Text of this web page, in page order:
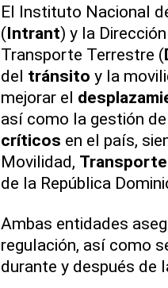
El Instituto Nacional
(Intrant) y la
Transporte Terrestre (
del tránsito y la
mejorar el
así como la gestión
críticos en el país,
Movilidad,
de la República
Ambas entidades
regulación, así como
durante y después de